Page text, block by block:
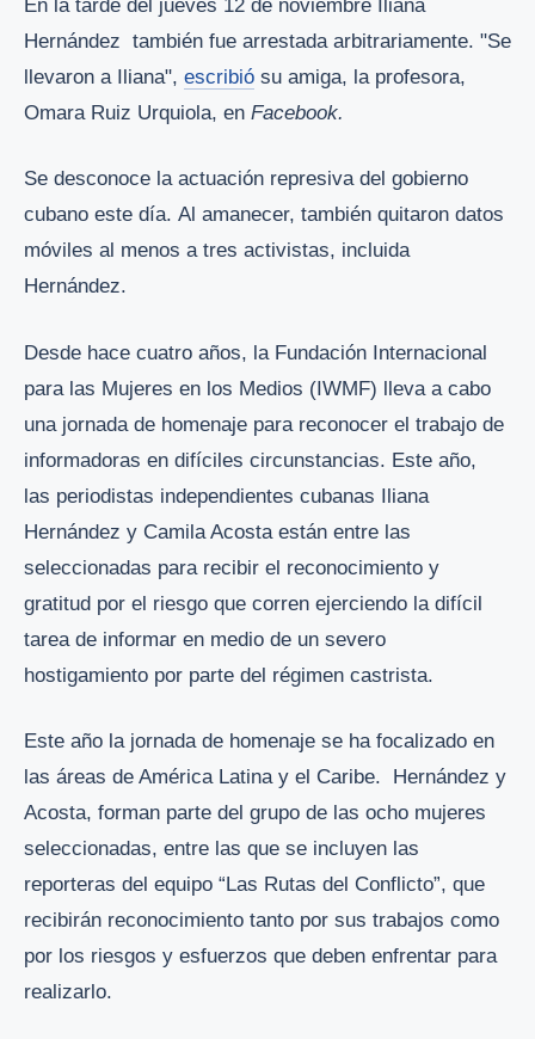
En la tarde del jueves 12 de noviembre Iliana
Hernández también fue arrestada arbitrariamente. "Se
llevaron a Iliana", escribió su amiga, la profesora,
Omara Ruiz Urquiola, en Facebook.
Se desconoce la actuación represiva del gobierno
cubano este día. Al amanecer, también quitaron datos
móviles al menos a tres activistas, incluida
Hernández.
Desde hace cuatro años, la Fundación Internacional
para las Mujeres en los Medios (IWMF) lleva a cabo
una jornada de homenaje para reconocer el trabajo de
informadoras en difíciles circunstancias. Este año,
las periodistas independientes cubanas Iliana
Hernández y Camila Acosta están entre las
seleccionadas para recibir el reconocimiento y
gratitud por el riesgo que corren ejerciendo la difícil
tarea de informar en medio de un severo
hostigamiento por parte del régimen castrista.
Este año la jornada de homenaje se ha focalizado en
las áreas de América Latina y el Caribe. Hernández y
Acosta, forman parte del grupo de las ocho mujeres
seleccionadas, entre las que se incluyen las
reporteras del equipo “Las Rutas del Conflicto”, que
recibirán reconocimiento tanto por sus trabajos como
por los riesgos y esfuerzos que deben enfrentar para
realizarlo.